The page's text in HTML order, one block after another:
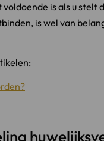
is als u stelt
is wel van